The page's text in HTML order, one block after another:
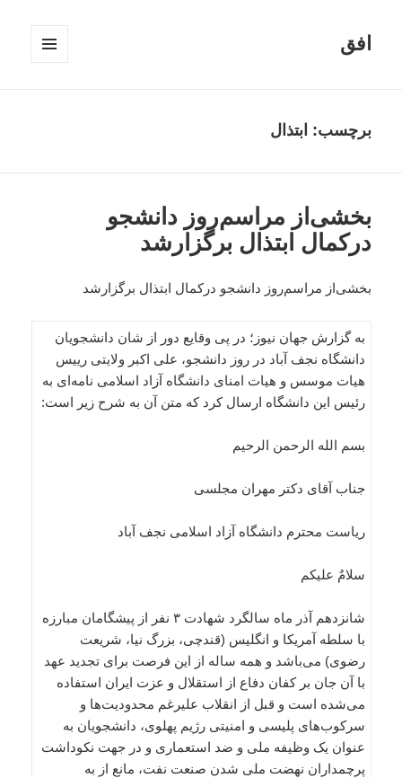
افق
برچسب: ابتذال
بخشی‌از مراسم‌روز دانشجو
درکمال ابتذال برگزارشد
بخشی‌از مراسم‌روز دانشجو درکمال ابتذال برگزارشد
به گزارش جهان نیوز؛ در پی وقایع دور از شان دانشجویان
دانشگاه نجف آباد در روز دانشجو، علی اکبر ولایتی رییس
هیات موسس و هیات امنای دانشگاه آزاد اسلامی نامه‌ای به
رئیس این دانشگاه ارسال کرد که متن آن به شرح زیر است:
بسم الله الرحمن الرحیم
جناب آقای دکتر مهران مجلسی
ریاست محترم دانشگاه آزاد اسلامی نجف آباد
سلامٌ علیکم
شانزدهم آذر ماه سالگرد شهادت ۳ نفر از پیشگامان مبارزه
با سلطه آمریکا و انگلیس (قندچی، بزرگ نیا، شریعت
رضوی) می‌باشد و همه ساله از این فرصت برای تجدید عهد
با آن جان بر کفان دفاع از استقلال و عزت ایران استفاده
می‌شده است و قبل از انقلاب علیرغم محدودیت‌ها و
سرکوب‌های پلیسی و امنیتی رژیم پهلوی، دانشجویان به
عنوان یک وظیفه ملی و ضد استعماری و در جهت نکوداشت
پرچمداران نهضت ملی شدن صنعت نفت، مانع از به